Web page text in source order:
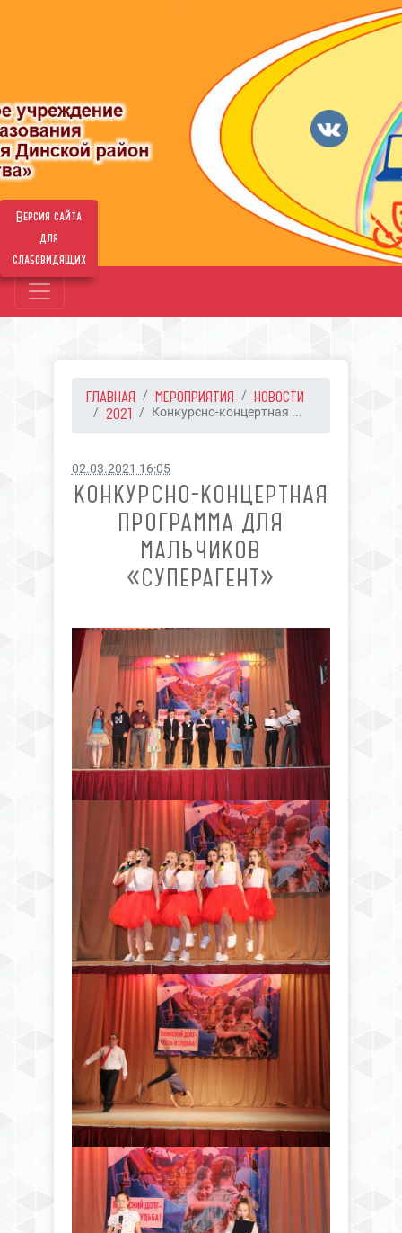
Версия сайта
для
слабовидящих
ГЛАВНАЯ МЕРОПРИЯТИЯ
НОВОСТИ
2021
Конкурсно-концертная ...
02.03.2021 16:05
КОНКУРСНО-КОНЦЕРТНАЯ
ПРОГРАММА ДЛЯ
МАЛЬЧИКОВ
«СУПЕРАГЕНТ»